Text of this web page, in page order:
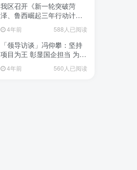
我区召开《新一轮突破菏
泽、鲁西崛起三年行动计划
意见稿）政策分析研判会议
4年前 588人已阅读
「领导访谈」冯仰攀：坚持
项目为王 彰显国企担当 为全
点项目建设贡献“交发力量”
4年前 560人已阅读